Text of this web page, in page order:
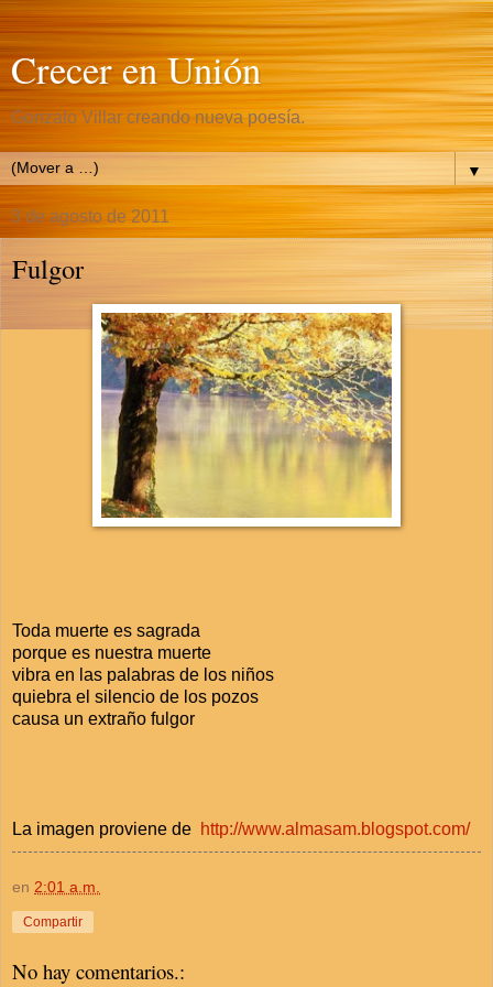
Crecer en Unión
Gonzalo Villar creando nueva poesía.
▼
3 de agosto de 2011
Fulgor
Toda muerte es sagrada
porque es nuestra muerte
vibra en las palabras de los niños
quiebra el silencio de los pozos
causa un extraño fulgor
La imagen proviene de http://www.almasam.blogspot.com/
en 2:01 a.m.
Compartir
No hay comentarios.: